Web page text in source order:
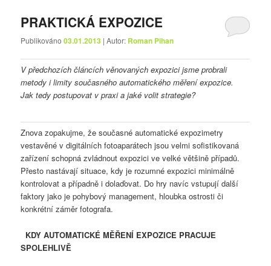
PRAKTICKÁ EXPOZICE
Publikováno03.01.2013 | Autor: Roman Pihan
V předchozích článcích věnovaných expozici jsme probrali
metody i limity současného automatického měření expozice.
Jak tedy postupovat v praxi a jaké volit strategie?
Znova zopakujme, že současné automatické expozimetry
vestavěné v digitálních fotoaparátech jsou velmi sofistikovaná
zařízení schopná zvládnout expozici ve velké většině případů.
Přesto nastávají situace, kdy je rozumné expozici minimálně
kontrolovat a případně i dolaďovat. Do hry navíc vstupují další
faktory jako je pohybový management, hloubka ostrosti či
konkrétní záměr fotografa.
KDY AUTOMATICKÉ MĚŘENÍ EXPOZICE PRACUJE
SPOLEHLIVĚ